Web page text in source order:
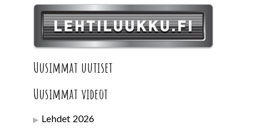
Uusimmat uutiset
Uusimmat videot
Lehdet 2026